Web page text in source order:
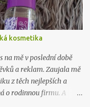
kosmetika
na mě v poslední době
a reklam. Zaujala mě
z těch nejlepších a
o rodinnou firmu. A